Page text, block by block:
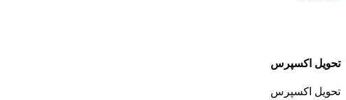
تحویل اکسپرس
تحویل اکسپرس